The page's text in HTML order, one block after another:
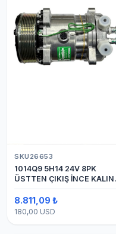
SKU26653
1014Q9 5H14 24V 8PK
ÜSTTEN ÇIKIŞ İNCE KALIN
(SANDEN) KLİMA
KOMPRESÖRÜ KOMPRESÖR
8.811,09 ₺
180,00 USD